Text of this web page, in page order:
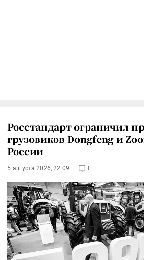
Росстандарт ограничил
грузовиков Dongfeng и
России
5 августа 2026, 22:09 0